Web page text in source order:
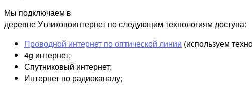
Мы подключаем в
деревне Утликовоинтернет по следующим технологиям доступа:
Проводной интернет по оптической линии (используем
4g интернет;
Спутниковый интернет;
Интернет по радиоканалу;